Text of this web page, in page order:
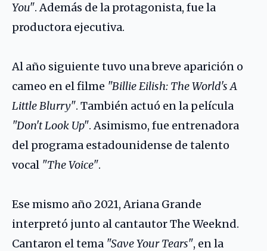
You". Además de la protagonista, fue la
productora ejecutiva.
Al año siguiente tuvo una breve aparición o
cameo en el filme "Billie Eilish: The World's A
Little Blurry". También actuó en la película
"Don't Look Up". Asimismo, fue entrenadora
del programa estadounidense de talento
vocal "The Voice".
Ese mismo año 2021, Ariana Grande
interpretó junto al cantautorThe Weeknd.
Cantaron el tema "Save Your Tears", en la